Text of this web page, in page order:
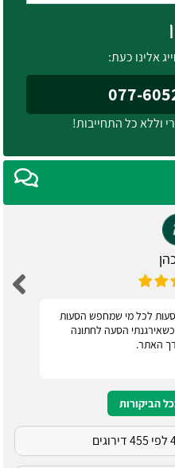
אלינו כעת:
וללא כל התחייבות!
לכל מי שמחפש הסעות
הסעה לחתונה
האתר.
הביקורות